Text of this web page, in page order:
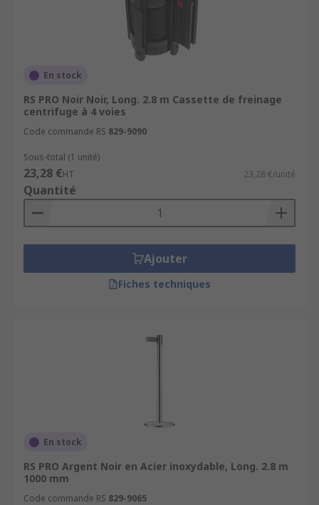
En stock
RS PRO Noir Noir, Long. 2.8 m Cassette de freinage
centrifuge à 4 voies
Code commande RS 829-9090
Sous-total (1 unité)
23,28 €HT 23,28 €/unité
Quantité
Ajouter
Fiches techniques
En stock
RS PRO Argent Noir en Acier inoxydable, Long. 2.8 m
1000 mm
Code commande RS 829-9065